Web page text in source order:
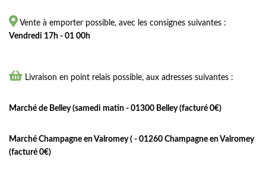
 Vente à emporter possible, avec les consignes suivantes :
Vendredi 17h - 01 00h
 Livraison en point relais possible, aux adresses suivantes :
Marché de Belley (samedi matin - 01300 Belley (facturé 0€)
Marché Champagne en Valromey ( - 01260 Champagne en Valromey
(facturé 0€)